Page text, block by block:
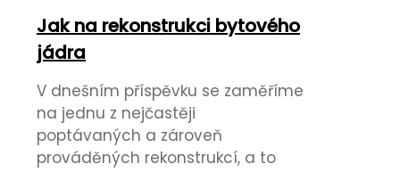
Jak na rekonstrukci bytového
jádra
V dnešním příspěvku se zaměříme
na jednu z nejčastěji
poptávaných a zároveň
prováděných rekonstrukcí, a to